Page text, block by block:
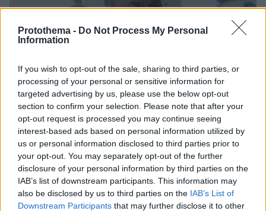
Protothema - Do Not Process My Personal
Information
If you wish to opt-out of the sale, sharing to third parties, or
processing of your personal or sensitive information for
targeted advertising by us, please use the below opt-out
section to confirm your selection. Please note that after your
opt-out request is processed you may continue seeing
interest-based ads based on personal information utilized by
us or personal information disclosed to third parties prior to
your opt-out. You may separately opt-out of the further
disclosure of your personal information by third parties on the
IAB’s list of downstream participants. This information may
also be disclosed by us to third parties on the IAB’s List of
Downstream Participants that may further disclose it to other